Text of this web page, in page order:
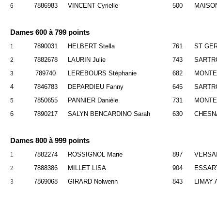
6 7886983 VINCENT Cyrielle 500
Dames 600 à 799 points
1 7890031 HELBERT Stella 761 ST
2 7882678 LAURIN Julie 743
3 789740 LEREBOURS Stéphanie 682
4
7846783 DEPARDIEU Fanny 645
5 7850655 PANNIER Danièle 731
6
7890217 SALYN BENCARDINO Sarah 630
Dames 800 à 999 points
1 7882274 ROSSIGNOL Marie 897
2 7888386 MILLET LISA 904
3 7869068 GIRARD Nolwenn 843 LIMAY